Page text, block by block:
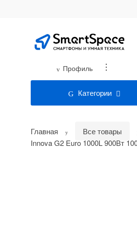
Профиль ...
Категории
Главная Все товары
Innova G2 Euro 1000L 900Вт